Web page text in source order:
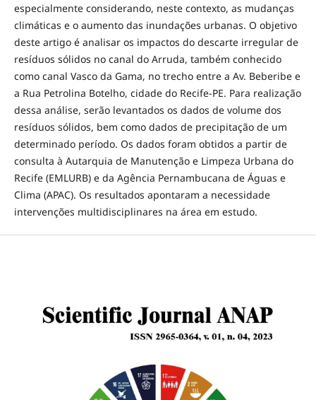
especialmente considerando, neste contexto, as mudanças
climáticas e o aumento das inundações urbanas. O objetivo
deste artigo é analisar os impactos do descarte irregular de
resíduos sólidos no canal do Arruda, também conhecido
como canal Vasco da Gama, no trecho entre a Av. Beberibe e
a Rua Petrolina Botelho, cidade do Recife-PE. Para realização
dessa análise, serão levantados os dados de volume dos
resíduos sólidos, bem como dados de precipitação de um
determinado período. Os dados foram obtidos a partir de
consulta à Autarquia de Manutenção e Limpeza Urbana do
Recife (EMLURB) e da Agência Pernambucana de Águas e
Clima (APAC). Os resultados apontaram a necessidade
intervenções multidisciplinares na área em estudo.